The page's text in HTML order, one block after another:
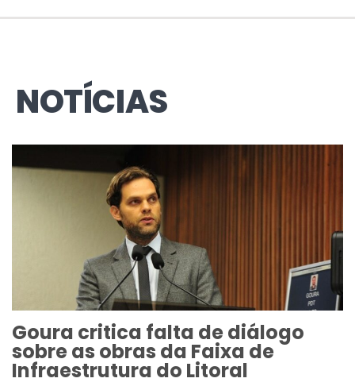
NOTÍCIAS
Goura critica falta de diálogo
sobre as obras da Faixa de
Infraestrutura do Litoral